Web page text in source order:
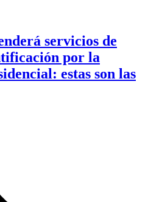
servicios de
por la
estas son las